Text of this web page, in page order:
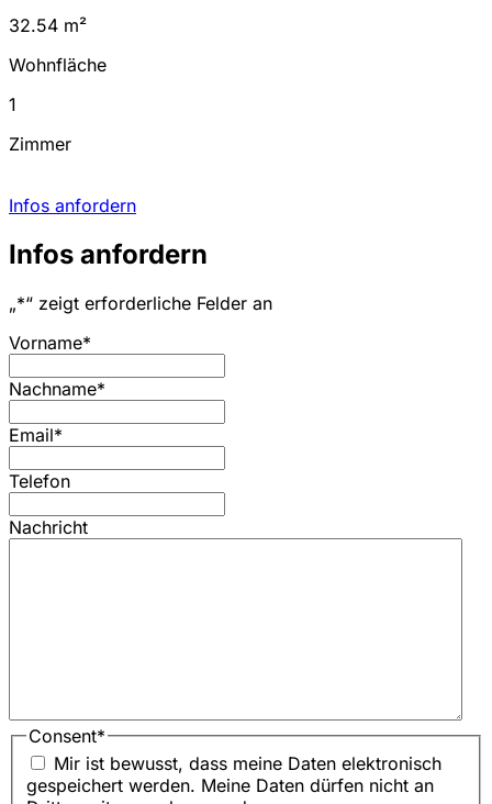
32.54 m²
Wohnfläche
1
Zimmer
Infos anfordern
Infos anfordern
„*“ zeigt erforderliche Felder an
Vorname*
Nachname*
Email*
Telefon
Nachricht
Consent*
Mir ist bewusst, dass meine Daten elektronisch
gespeichert werden. Meine Daten dürfen nicht an